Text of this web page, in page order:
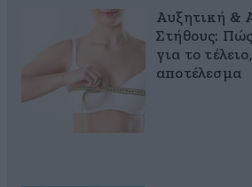
Αυξητική &
Στήθους:
για το
αποτέλεσμα